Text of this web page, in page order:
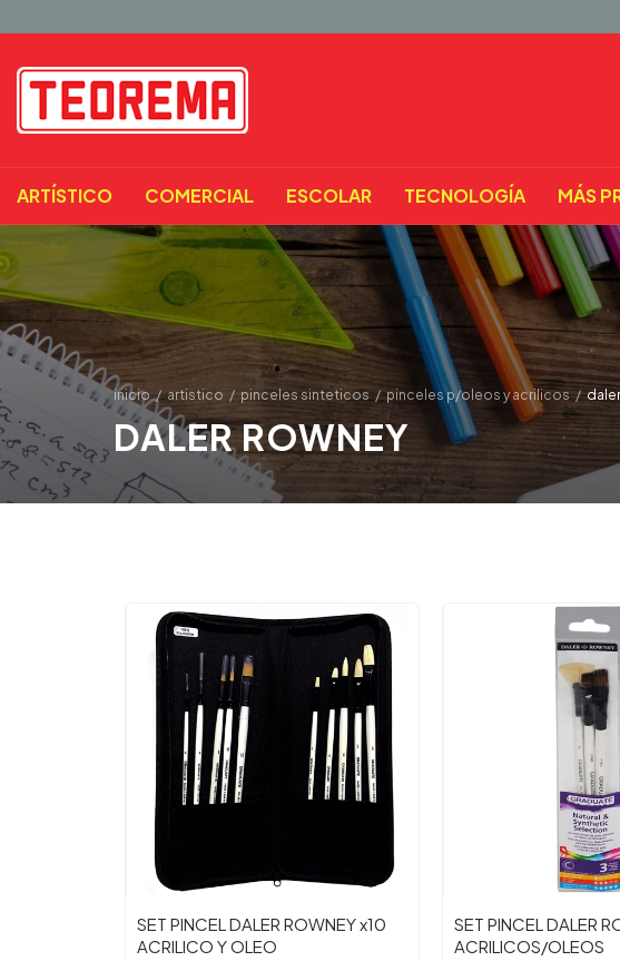
ARTÍSTICO COMERCIAL ESCOLAR TECNOLOGÍA MÁS
inicio / artistico / pinceles sinteticos / pinceles p/oleos y acrilicos /
DALER ROWNEY
SET PINCEL DALER ROWNEY x10
ACRILICO Y OLEO
SET PINCEL DALER
ACRILICOS/OLEOS